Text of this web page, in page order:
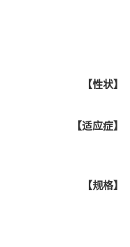
【性状】
【适应症】
【规格】